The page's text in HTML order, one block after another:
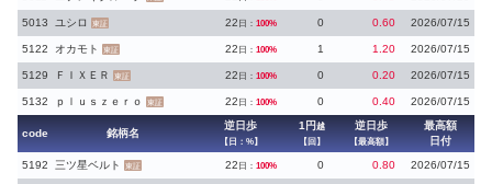
5013 ユシロ 東証 22 日： 100% 0 0.60 2026/07/15
5122 オカモト 東証 22 日： 100% 1 1.20 2026/07/15
5129 ＦＩＸＥＲ 東証 22 日： 100% 0 0.20 2026/07/15
5132 ｐｌｕｓｚｅｒｏ 東証 22 日： 100% 0 0.40 2026/07/15
code 銘柄名
逆日歩
【日：%】
1円 越
【回】
逆日歩
【最高額】
最高額
日付
5192
三ツ星ベルト 東証 22 日： 100% 0 0.80 2026/07/15